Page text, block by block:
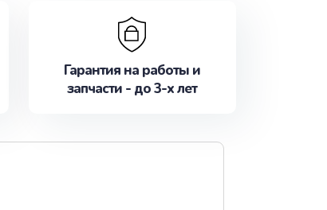
Гарантия на работы и
запчасти - до 3-х лет